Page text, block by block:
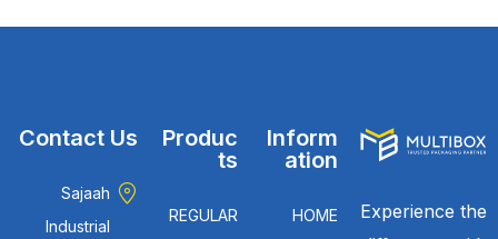
Experience the
Inform
ation
HOME
Produc
ts
REGULAR
Contact Us
Sajaah
Industrial